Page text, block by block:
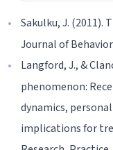
Sakulku, J. (2011).
Journal of
Langford, J., &
phenomenon:
dynamics,
implications for